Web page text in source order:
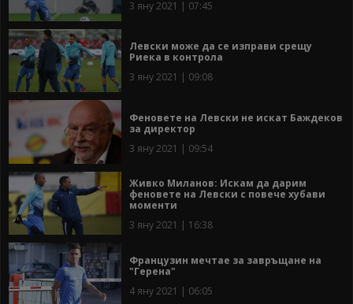
3 яну 2021 | 07:45
Левски може да се изправи срещу
Риека в контрола
3 яну 2021 | 09:08
Феновете на Левски не искат Баждеков
за директор
3 яну 2021 | 09:54
Живко Миланов: Искам да дарим
феновете на Левски с повече хубави
моменти
3 яну 2021 | 16:38
Французин мечтае за завръщане на
"Герена"
4 яну 2021 | 06:05